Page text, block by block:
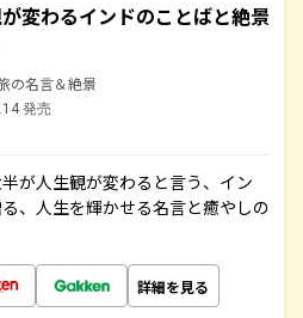
変わるインドのことばと絶景
の名言＆絶景
発売
が人生観が変わると言う、イン
、人生を輝かせる名言と癒やしの
詳細を見る